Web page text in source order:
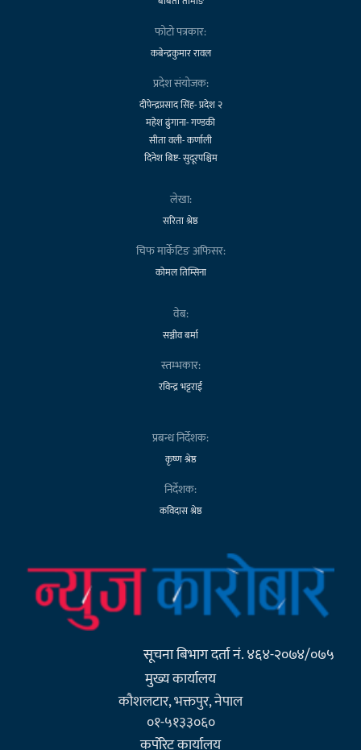
फोटो पत्रकार:
कबेन्द्रकुमार रावल
प्रदेश संयोजक:
दीपेन्द्रप्रसाद सिंह- प्रदेश २
महेश ढुंगाना- गण्डकी
सीता वली- कर्णाली
दिनेश बिष्ट- सुदूरपश्चिम
लेखा:
सरिता श्रेष्ठ
चिफ मार्केटिङ अफिसर:
कोमल तिम्सिना
वेब:
सञ्जीव बर्मा
स्तम्भकार:
रविन्द्र भट्टराई
प्रबन्ध निर्देशक:
कृष्ण श्रेष्ठ
निर्देशक:
कविदास श्रेष्ठ
सूचना बिभाग दर्ता नं. ४६४-२०७४/०७५
मुख्य कार्यालय
कौशलटार, भक्तपुर, नेपाल
०१-५१३३०६०